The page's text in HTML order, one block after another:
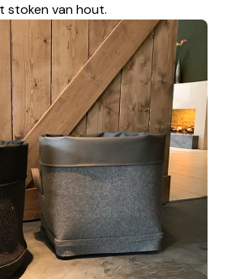
stoken van hout.